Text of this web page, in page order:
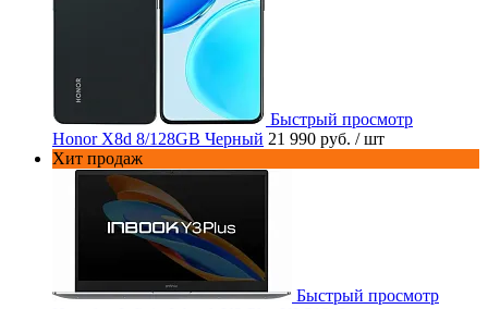
Быстрый просмотр
Honor X8d 8/128GB Черный 21 990 руб. / шт
Хит продаж
Быстрый просмотр